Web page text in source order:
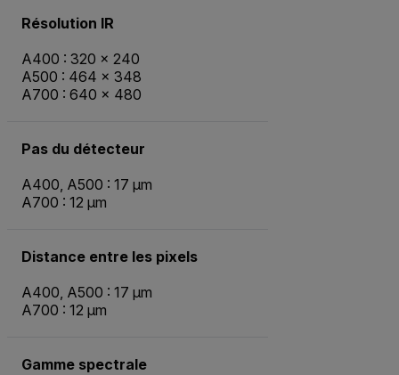
Résolution IR
A400 : 320 × 240
A500 : 464 × 348
A700 : 640 × 480
Pas du détecteur
A400, A500 : 17 µm
A700 : 12 µm
Distance entre les pixels
A400, A500 : 17 µm
A700 : 12 µm
Gamme spectrale